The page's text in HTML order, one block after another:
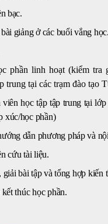
bạc.
giảng ở các buổi vắng học.
phần linh hoạt (kiểm tra
trung tại các trạm đào tạo
viên học tập tập trung tại
xúc/học phần)
dẫn phương pháp và
cứu tài liệu.
bài tập và tổng hợp kiến
thúc học phần.